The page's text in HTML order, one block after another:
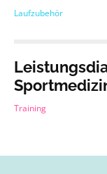
Laufzubehör
Training